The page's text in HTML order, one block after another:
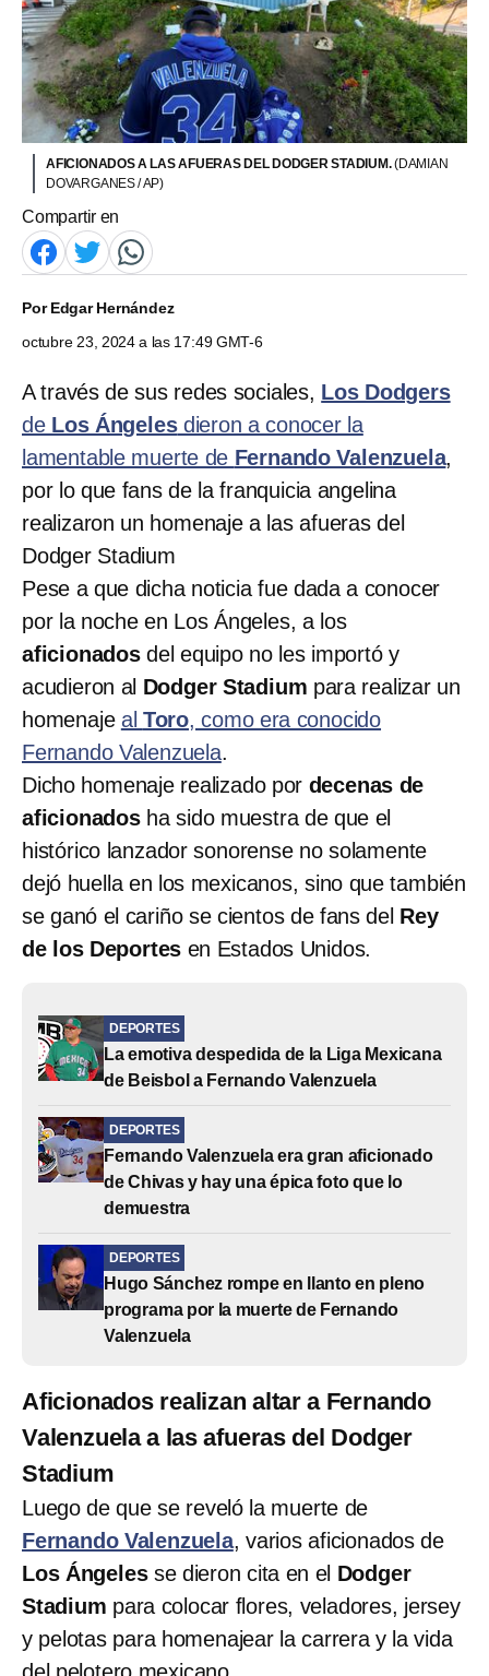
AFICIONADOS A LAS AFUERAS DEL DODGER STADIUM.(DAMIAN
DOVARGANES / AP)
Compartir en
PorEdgar Hernández
octubre 23, 2024 a las 17:49 GMT-6
A través de sus redes sociales, Los Dodgers
de Los Ángelesdieron a conocer la
lamentable muerte de Fernando Valenzuela,
por lo que fans de la franquicia angelina
realizaron un homenaje a las afueras del
Dodger Stadium
Pese a que dicha noticia fue dada a conocer
por la noche en Los Ángeles, a los
aficionadosdel equipo no les importó y
acudieron al Dodger Stadium para realizar un
homenaje al Toro, como era conocido
Fernando Valenzuela.
Dicho homenaje realizado por decenas de
aficionadosha sido muestra de que el
histórico lanzador sonorense no solamente
dejó huella en los mexicanos, sino que también
se ganó el cariño se cientos de fans del Rey
de los Deportes en Estados Unidos.
DEPORTES
La emotiva despedida de la Liga Mexicana
de Beisbol a Fernando Valenzuela
DEPORTES
Fernando Valenzuela era gran aficionado
de Chivas y hay una épica foto que lo
demuestra
DEPORTES
Hugo Sánchez rompe en llanto en pleno
programa por la muerte de Fernando
Valenzuela
Aficionados realizan altar a Fernando
Valenzuela a las afueras del Dodger
Stadium
Luego de que se reveló la muerte de
Fernando Valenzuela, varios aficionados de
Los Ángelesse dieron cita en el Dodger
Stadium para colocar flores, veladores, jersey
y pelotas para homenajear la carrera y la vida